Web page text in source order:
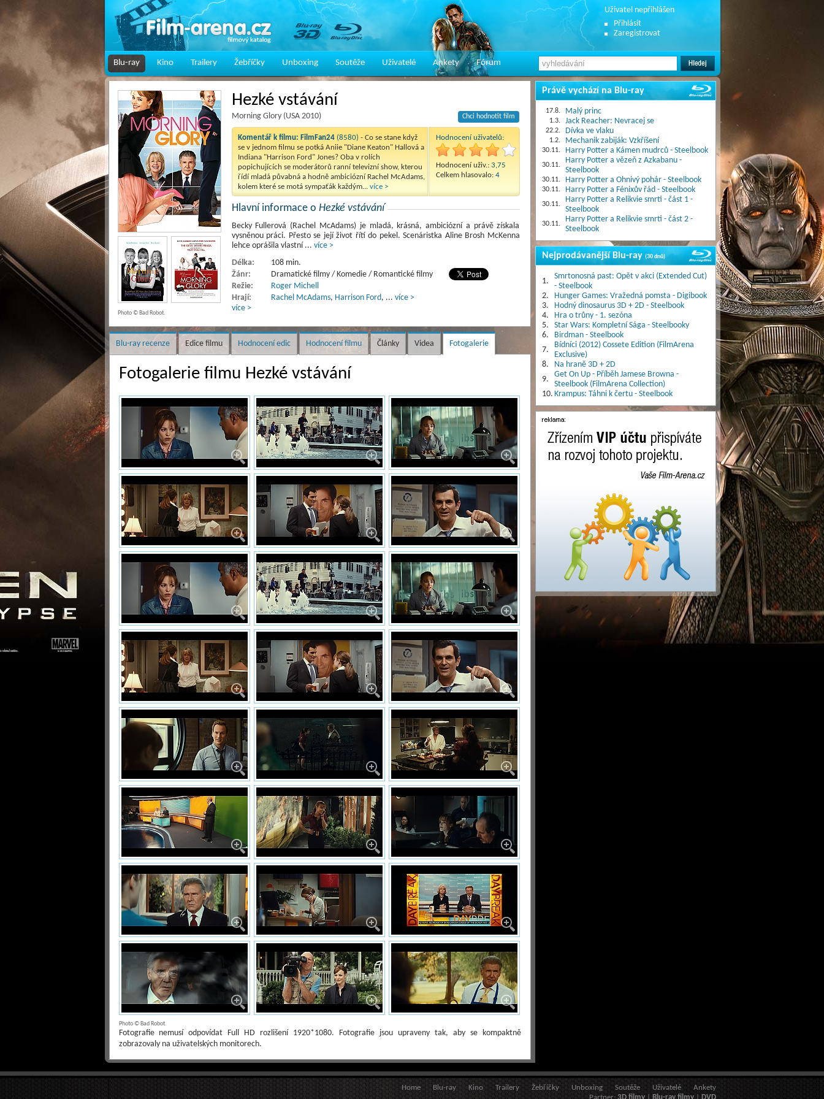
Uživatel nepřihlášen
Přihlásit
Zaregistrovat
Blu-ray Kino Trailery Žebříčky Unboxing Soutěže Uživatelé Ankety Fórum
Hezké vstávání
Morning Glory (USA 2010) Chci hodnotit film
Komentář k filmu: FilmFan24 (8580) - Co se stane když
se v jednom filmu se potká Aniie "Diane Keaton" Hallová a
Indiana "Harrison Ford" Jones? Oba v rolích
popichujících se moderátorů ranní televizní show, kterou
řídí mladá půvabná a hodně ambiciózní Rachel McAdams,
kolem které se motá sympaťák každým... více >
Hodnocení uživatelů:
Hodnocení uživ.: 3,75
Celkem hlasovalo: 4
Hlavní informace o Hezké vstávání
Becky Fullerová (Rachel McAdams) je mladá, krásná, ambiciózní a právě získala
vysněnou práci. Přesto se její život řítí do pekel. Scenáristka Aline Brosh McKenna
lehce oprášila vlastní ... více >
Délka:
108 min.
Žánr:
Dramatické filmy / Komedie / Romantické filmy
Režie:
Roger Michell
Hrají:
Rachel McAdams, Harrison Ford, ... více >
více >
Photo © Bad Robot.
Blu-ray recenze Edice filmu Hodnocení edic Hodnocení filmu Články Videa Fotogalerie
Fotogalerie filmu Hezké vstávání
Photo © Bad Robot.
Fotografie nemusí odpovídat Full HD rozlišení 1920*1080. Fotografie jsou upraveny tak, aby se kompaktně
zobrazovaly na uživatelských monitorech.
Právě vychází na Blu-ray
17.8. Malý princ
1.3. Jack Reacher: Nevracej se
22.2. Dívka ve vlaku
1.2. Mechanik zabiják: Vzkříšení
30.11. Harry Potter a Kámen mudrců - Steelbook
30.11.
Harry Potter a vězeň z Azkabanu -
Steelbook
30.11. Harry Potter a Ohnivý pohár - Steelbook
30.11. Harry Potter a Fénixův řád - Steelbook
30.11.
Harry Potter a Relikvie smrti - část 1 -
Steelbook
30.11.
Harry Potter a Relikvie smrti - část 2 -
Steelbook
Nejprodávanější Blu-ray(30 dnů)
1.
Smrtonosná past: Opět v akci (Extended Cut)
- Steelbook
2.
Hunger Games: Vražedná pomsta - Digibook
3.
Hodný dinosaurus 3D + 2D - Steelbook
4.
Hra o trůny - 1. sezóna
5.
Star Wars: Kompletní Sága - Steelbooky
6.
Birdman - Steelbook
7.
Bídníci (2012) Cossete Edition (FilmArena
Exclusive)
8.
Na hraně 3D + 2D
9.
Get On Up - Příběh Jamese Browna -
Steelbook (FilmArena Collection)
10. Krampus: Táhni k čertu - Steelbook
Ankety
Uživatelé
Soutěže
Unboxing
Žebříčky
Trailery
Kino
Blu-ray
Home